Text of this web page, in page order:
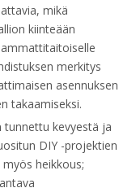
mikä
kiinteään
merkitys
asennuksen
takaamiseksi.
tunnettu kevyestä ja
DIY -projektien
heikkous;